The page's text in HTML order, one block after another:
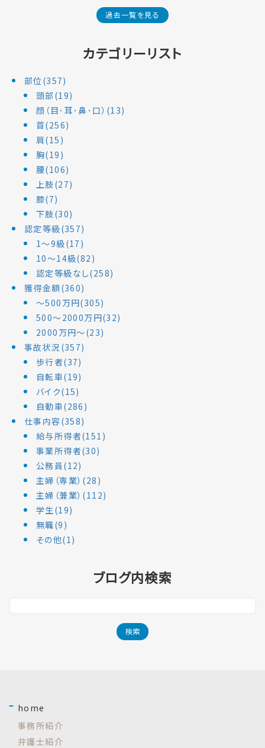
過去一覧を見る
カテゴリーリスト
部位(357)
頭部(19)
顔（目･耳･鼻･口）(13)
首(256)
肩(15)
胸(19)
腰(106)
上肢(27)
膝(7)
下肢(30)
認定等級(357)
1～9級(17)
10～14級(82)
認定等級なし(258)
獲得金額(360)
～500万円(305)
500～2000万円(32)
2000万円～(23)
事故状況(357)
歩行者(37)
自転車(19)
バイク(15)
自動車(286)
仕事内容(358)
給与所得者(151)
事業所得者(30)
公務員(12)
主婦（専業）(28)
主婦（兼業）(112)
学生(19)
無職(9)
その他(1)
ブログ内検索
home
事務所紹介
弁護士紹介